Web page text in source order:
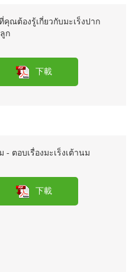
คุณต้องรู้เกี่ยวกับมะเร็งปาก
ก
下載
- ตอบเรื่องมะเร็งเต้านม
下載